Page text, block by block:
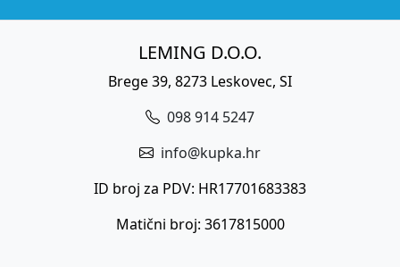
LEMING D.O.O.
Brege 39, 8273 Leskovec, SI
098 914 5247
info@kupka.hr
ID broj za PDV: HR17701683383
Matični broj: 3617815000